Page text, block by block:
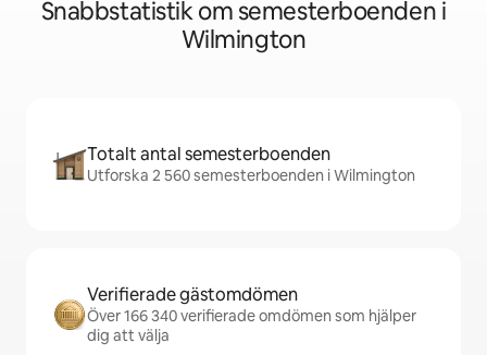
Snabbstatistik om semesterboenden i
Wilmington
Totalt antal semesterboenden
Utforska 2 560 semesterboenden i Wilmington
Verifierade gästomdömen
Över 166 340 verifierade omdömen som hjälper
dig att välja